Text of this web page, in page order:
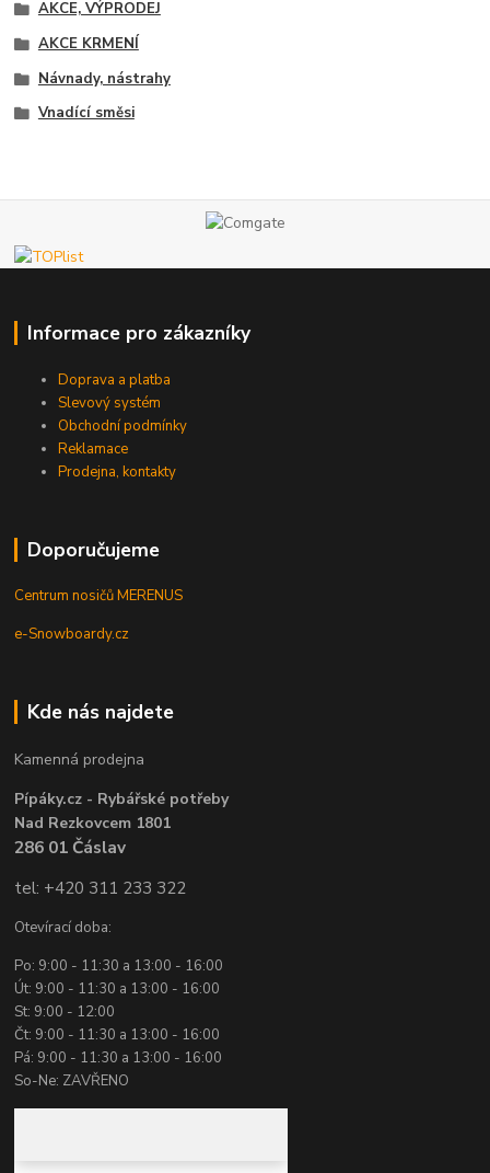
AKCE, VÝPRODEJ
AKCE KRMENÍ
Návnady, nástrahy
Vnadící směsi
Informace pro zákazníky
Doprava a platba
Slevový systém
Obchodní podmínky
Reklamace
Prodejna, kontakty
Doporučujeme
Centrum nosičů MERENUS
e-Snowboardy.cz
Kde nás najdete
Kamenná prodejna
Pípáky.cz - Rybářské potřeby
Nad Rezkovcem 1801
286 01 Čáslav
tel: +420 311 233 322
Otevírací doba:
Po: 9:00 - 11:30 a 13:00 - 16:00
Út: 9:00 - 11:30 a 13:00 - 16:00
St: 9:00 - 12:00
Čt: 9:00 - 11:30 a 13:00 - 16:00
Pá: 9:00 - 11:30 a 13:00 - 16:00
So-Ne: ZAVŘENO